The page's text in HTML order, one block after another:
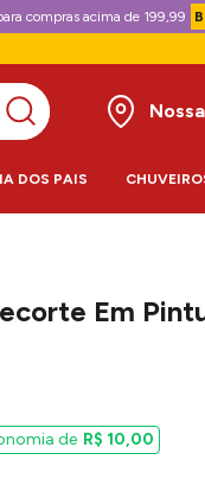
compras acima de 199,99
DOS PAIS
Em
R$ 10,00